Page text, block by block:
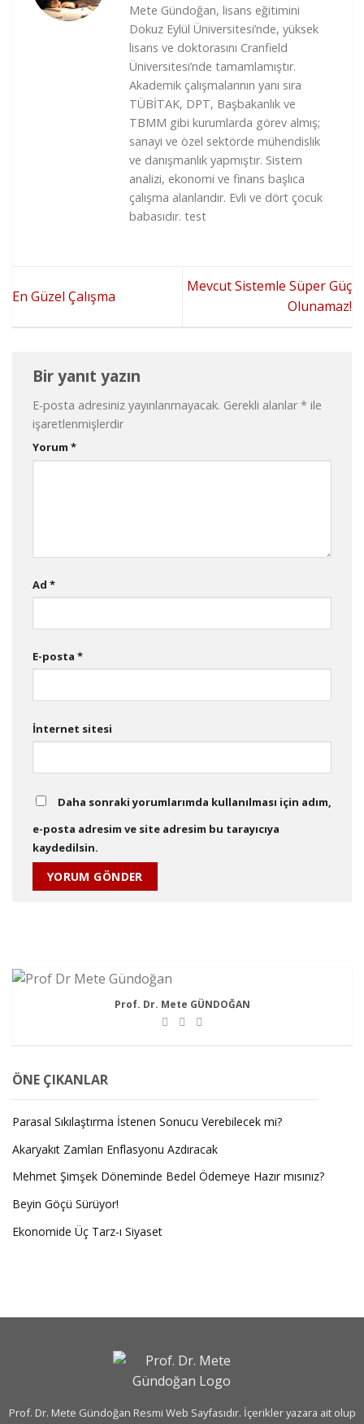
Mete Gündoğan, lisans eğitimini
Dokuz Eylül Üniversitesi’nde, yüksek
lisans ve doktorasını Cranfield
Üniversitesi’nde tamamlamıştır.
Akademik çalışmalarının yanı sıra
TÜBİTAK, DPT, Başbakanlık ve
TBMM gibi kurumlarda görev almış;
sanayi ve özel sektörde mühendislik
ve danışmanlık yapmıştır. Sistem
analizi, ekonomi ve finans başlıca
çalışma alanlarıdır. Evli ve dört çocuk
babasıdır. test
En Güzel Çalışma
Mevcut Sistemle Süper Güç
Olunamaz!
Bir yanıt yazın
E-posta adresiniz yayınlanmayacak. Gerekli alanlar* ile
işaretlenmişlerdir
Yorum *
Ad *
E-posta *
İnternet sitesi
Daha sonraki yorumlarımda kullanılması için adım,
e-posta adresim ve site adresim bu tarayıcıya
kaydedilsin.
Prof. Dr. Mete GÜNDOĞAN
ÖNE ÇIKANLAR
Parasal Sıkılaştırma İstenen Sonucu Verebilecek mi?
Akaryakıt Zamları Enflasyonu Azdıracak
Mehmet Şimşek Döneminde Bedel Ödemeye Hazır mısınız?
Beyin Göçü Sürüyor!
Ekonomide Üç Tarz-ı Siyaset
Prof. Dr. Mete Gündoğan Resmi Web Sayfasıdır. İçerikler yazara ait olup